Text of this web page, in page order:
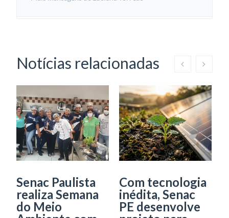
Notícias relacionadas
Senac Paulista
realiza Semana
do Meio
Com tecnologia
inédita, Senac
PE desenvolve